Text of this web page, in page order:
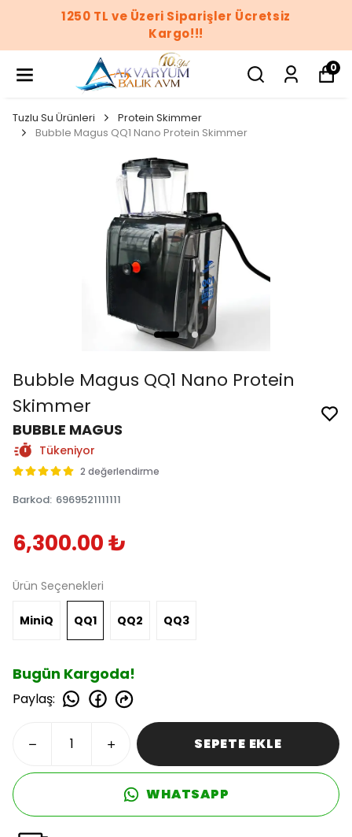
1250 TL ve Üzeri Siparişler Ücretsiz
Kargo!!!
0
Tuzlu Su Ürünleri
Protein Skimmer
Bubble Magus QQ1 Nano Protein Skimmer
Bubble Magus QQ1 Nano Protein
Skimmer
BUBBLE MAGUS
Tükeniyor
2 değerlendirme
Barkod: 6969521111111
6,300.00 ₺
Ürün Seçenekleri
MiniQ QQ1 QQ2 QQ3
Bugün Kargoda!
Paylaş:
SEPETE EKLE
WHATSAPP